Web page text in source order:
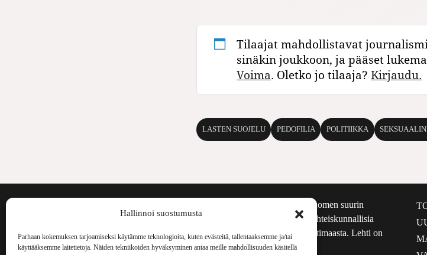
Hallinnoi suostumusta
Parhaan kokemuksen tarjoamiseksi käytämme teknologioita, kuten evästeitä, tallentaaksemme ja/tai
käyttääksemme laitetietoja. Näiden tekniikoiden hyväksyminen antaa meille mahdollisuuden käsitellä
Tilaajat mahdollistavat
sinäkin joukkoon, ja pääset
Voima. Oletko jo tilaaja?Kirjaudu.
LASTEN SUOJELU PEDOFILIA POLITIIKKA
Voima Kustannus
Voima on painosmäärältään Suomen suurin
kulttuurilehti. Se nostaa esiin yhteiskunnallisia
aiheita niin maailmalta kuin kotimaasta. Lehti on
ilmestynyt vuodesta 1999.